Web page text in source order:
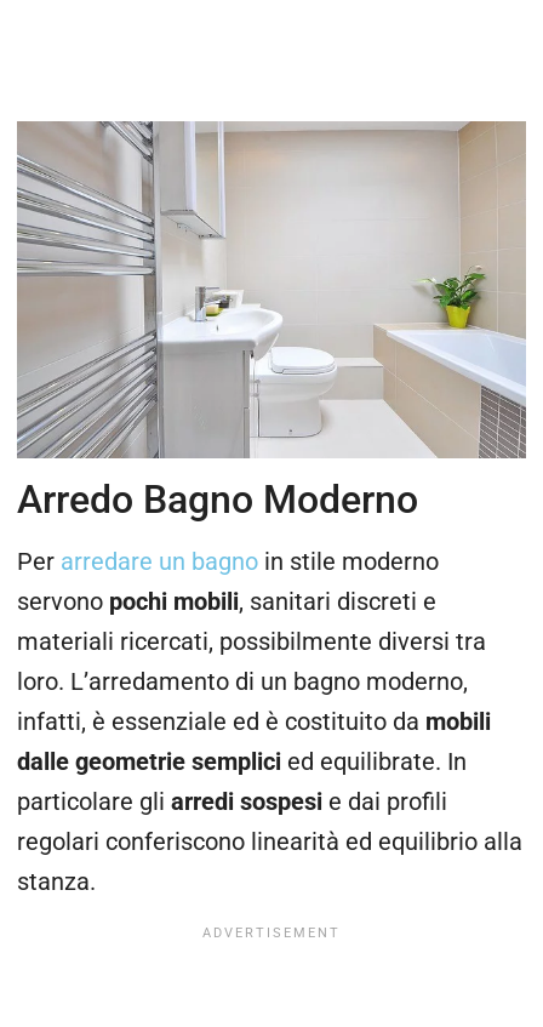
Arredo Bagno Moderno
Per arredare un bagno in stile moderno
servono pochi mobili, sanitari discreti e
materiali ricercati, possibilmente diversi tra
loro. L’arredamento di un bagno moderno,
infatti, è essenziale ed è costituito da mobili
dalle geometrie semplici ed equilibrate. In
particolare gli arredi sospesi e dai profili
regolari conferiscono linearità ed equilibrio alla
stanza.